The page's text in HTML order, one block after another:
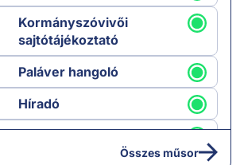
Kormányszóvivői
sajtótájékoztató
Paláver hangoló
Híradó
Összes műsor